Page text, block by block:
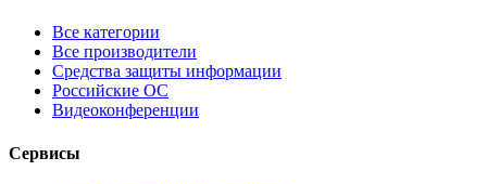
Все категории
Все производители
Средства защиты информации
Российские ОС
Видеоконференции
Сервисы